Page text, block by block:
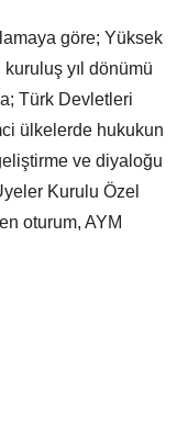
göre; Yüksek
yıl dönümü
Türk Devletleri
ülkelerde hukukun
ve diyaloğu
Kurulu Özel
oturum, AYM